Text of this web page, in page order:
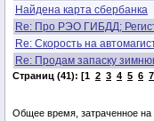
Найдена карта сбербанка
Re: Про РЭО ГИБДД;
Re: Скорость на
Re: Продам запаску
Страниц (41): [1 2 3 4 5 6 7
Общее время, затраченное на